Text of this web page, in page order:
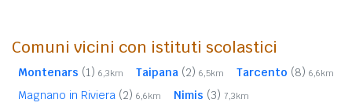
Comuni vicini con istituti scolastici
Montenars (1) 6,3km Taipana (2) 6,5km Tarcento (8) 6,6km
Magnano in Riviera (2) 6,6km Nimis (3) 7,3km